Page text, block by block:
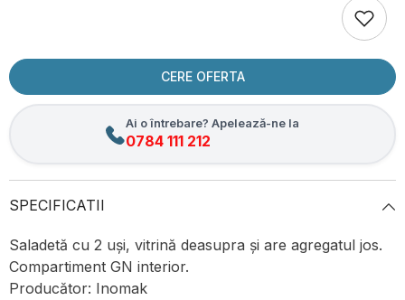
CERE OFERTA
Ai o întrebare? Apelează-ne la
0784 111 212
SPECIFICATII
Saladetă cu 2 uși, vitrină deasupra și are agregatul jos.
Compartiment GN interior.
Producător: Inomak